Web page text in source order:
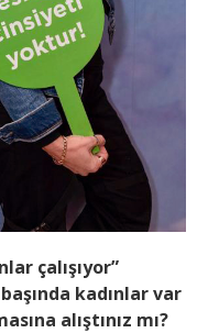
çalışıyor”
kadınlar var
alıştınız mı?